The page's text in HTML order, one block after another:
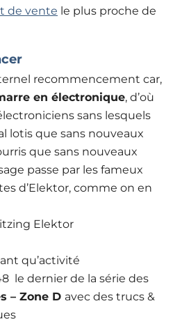
de vente le plus proche de
recommencement car,
en électronique, d’où
sans lesquels
lotis que sans nouveaux
que sans nouveaux
passe par les fameux
d’Elektor, comme on en
qu’activité
le dernier de la série des
– Zone D avec des trucs &